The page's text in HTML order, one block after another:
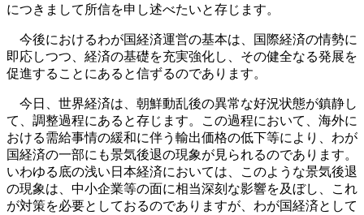
につきまして所信を申し述べたいと存じます。
今後におけるわが国経済運営の基本は、国際経済の情勢に
即応しつつ、経済の基礎を充実強化し、その健全なる発展を
促進することにあると信ずるのであります。
今日、世界経済は、朝鮮動乱後の異常な好況状態が鎮静し
て、調整過程にあると存じます。この過程において、海外に
おける需給事情の緩和に伴う輸出価格の低下等により、わが
国経済の一部にも景気後退の現象が見られるのであります。
いわゆる底の浅い日本経済においては、このような景気後退
の現象は、中小企業等の面に相当深刻な影響を及ぼし、これ
が対策を必要としておるのでありますが、わが国経済として